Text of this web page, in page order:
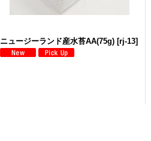
ニュージーランド産水苔AA(75g) [rj-13]